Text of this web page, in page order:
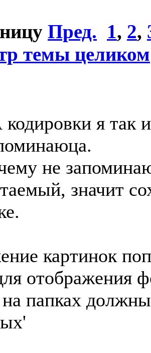
Пред. 1, 2,
темы целиком
я так
не
значит
картинок
отображения
папках должны